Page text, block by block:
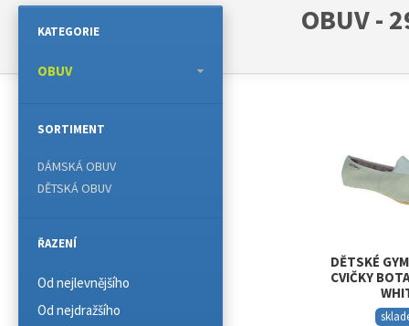
OBUV -
DĚTSKÉ
CVIČKY
KATEGORIE
OBUV
SORTIMENT
DÁMSKÁ OBUV
DĚTSKÁ OBUV
ŘAZENÍ
Od nejlevnějšího
Od nejdražšího